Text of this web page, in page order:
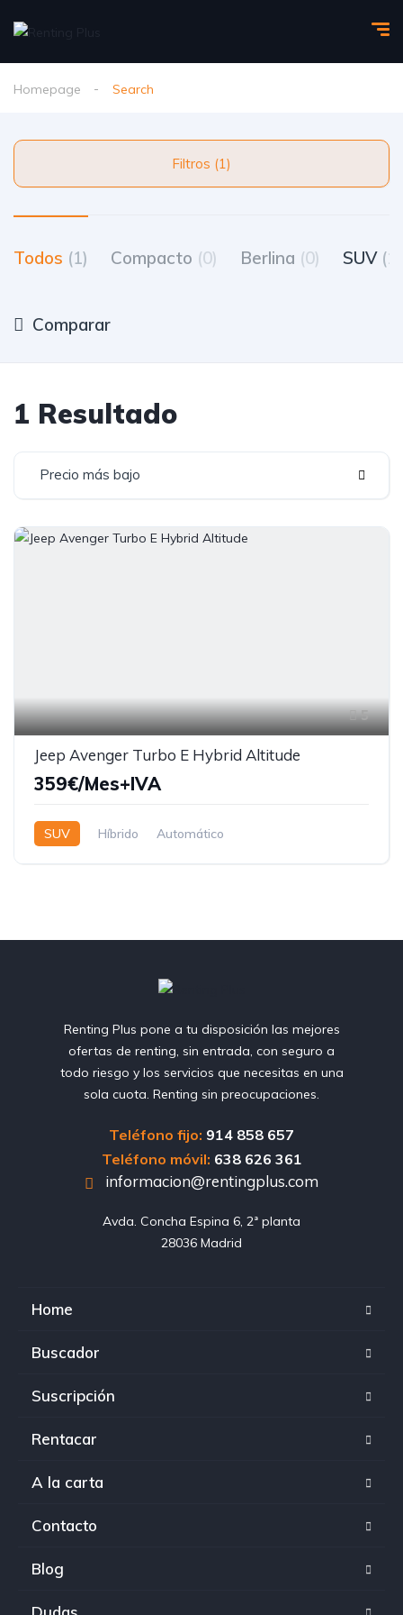
Homepage Search
Filtros (1)
Todos (1) Compacto (0) Berlina (0) SUV (1)
Comparar
1 Resultado
Precio más bajo
5
Jeep Avenger Turbo E Hybrid Altitude
359€/Mes+IVA
SUV Híbrido Automático
Renting Plus pone a tu disposición las mejores
ofertas de renting, sin entrada, con seguro a
todo riesgo y los servicios que necesitas en una
sola cuota. Renting sin preocupaciones.
Teléfono fijo: 914 858 657
Teléfono móvil: 638 626 361
informacion@rentingplus.com
Avda. Concha Espina 6, 2ª planta
28036 Madrid
Home
Buscador
Suscripción
Rentacar
A la carta
Contacto
Blog